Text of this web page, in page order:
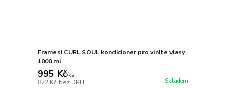
Framesi CURL SOUL kondicionér pro vlnité vlasy
1000 ml
995 Kč/ks
822 Kč bez DPH Skladem